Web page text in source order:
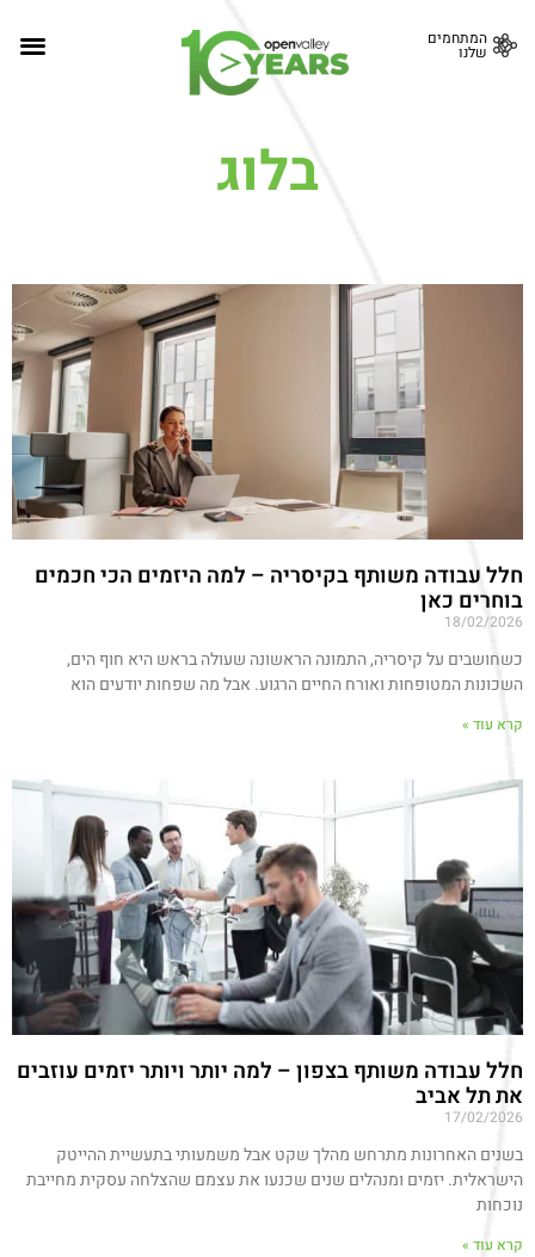
המתחמים
שלנו
בלוג
חלל עבודה משותף בקיסריה – למה היזמים הכי חכמים
בוחרים כאן
18/02/2026
כשחושבים על קיסריה, התמונה הראשונה שעולה בראש היא חוף הים,
השכונות המטופחות ואורח החיים הרגוע. אבל מה שפחות יודעים הוא
קרא עוד »
חלל עבודה משותף בצפון – למה יותר ויותר יזמים עוזבים
את תל אביב
17/02/2026
בשנים האחרונות מתרחש מהלך שקט אבל משמעותי בתעשיית ההייטק
הישראלית. יזמים ומנהלים שנים שכנעו את עצמם שהצלחה עסקית מחייבת
נוכחות
קרא עוד »